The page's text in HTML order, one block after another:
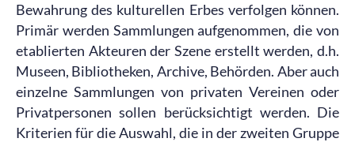
Bewahrung des kulturellen Erbes verfolgen können.
Primär werden Sammlungen aufgenommen, die von
etablierten Akteuren der Szene erstellt werden, d.h.
Museen, Bibliotheken, Archive, Behörden. Aber auch
einzelne Sammlungen von privaten Vereinen oder
Privatpersonen sollen berücksichtigt werden. Die
Kriterien für die Auswahl, die in der zweiten Gruppe